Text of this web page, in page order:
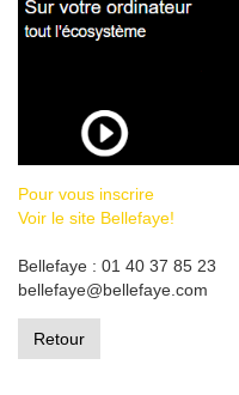
Pour vous inscrire
Voir le site Bellefaye!
Bellefaye : 01 40 37 85 23
bellefaye@bellefaye.com
Retour